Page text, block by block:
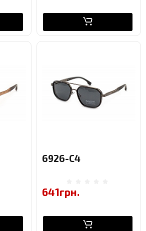
6926-C4
641грн.